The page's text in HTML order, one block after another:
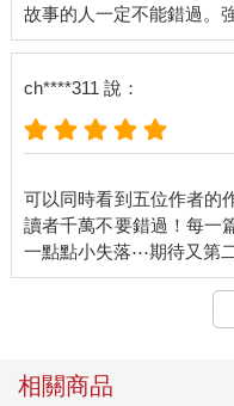
ch****311 說：
可以同時看到五位作者的
讀者千萬不要錯過！每一
相關商品